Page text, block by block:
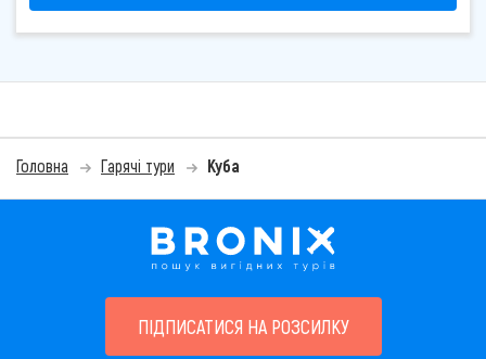
Головна Гарячі тури Куба
ПІДПИСАТИСЯ НА РОЗСИЛКУ